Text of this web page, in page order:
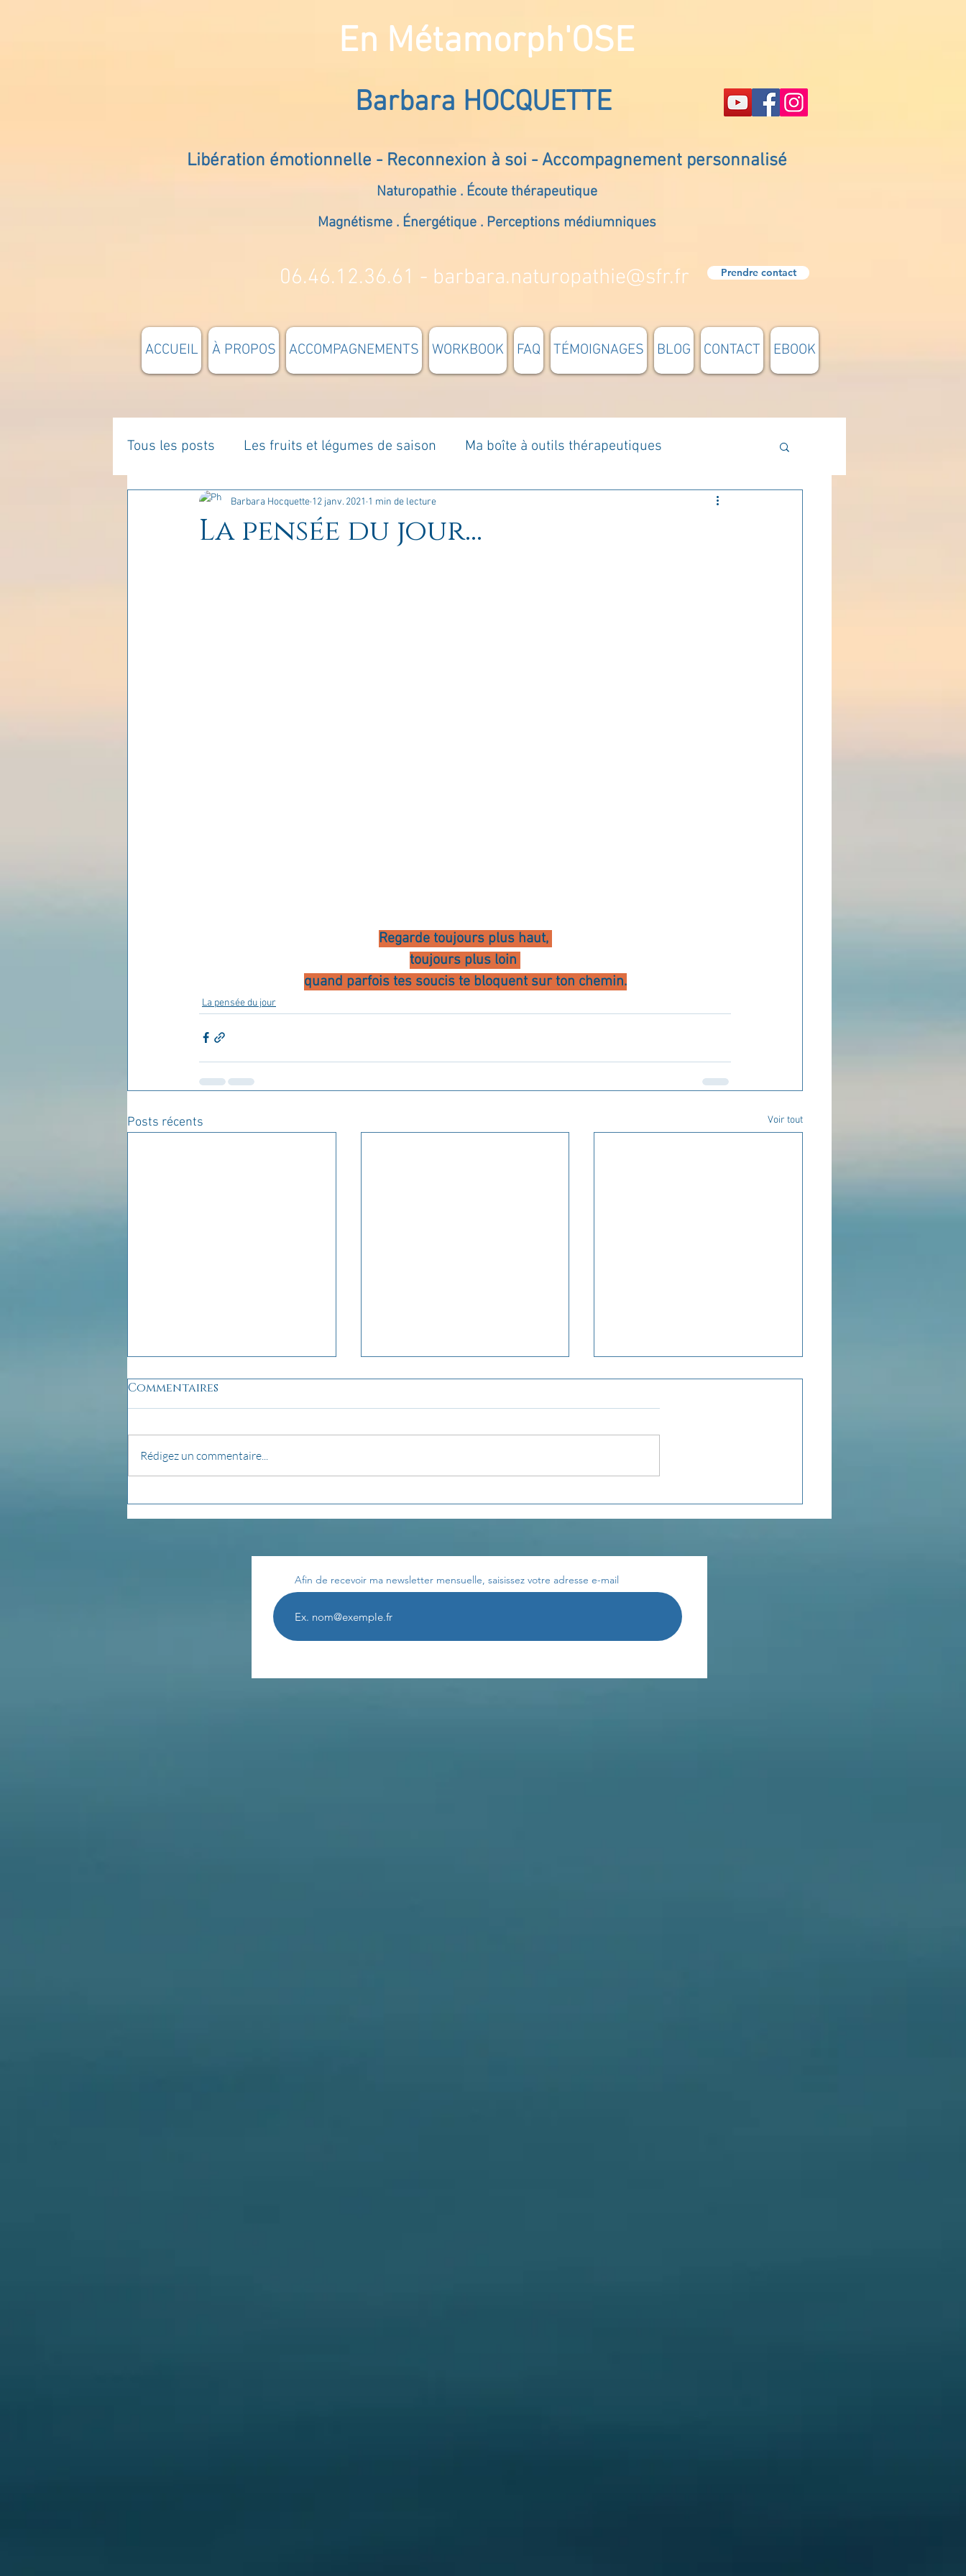
En Métamorph'OSE
Barbara HOCQUETTE
Libération émotionnelle - Reconnexion à soi - Accompagnement personnalisé
Naturopathie . Écoute thérapeutique
Magnétisme . Énergétique . Perceptions médiumniques
06.46.12.36.61 - barbara.naturopathie@sfr.fr Prendre contact
ACCUEIL À PROPOS ACCOMPAGNEMENTS WORKBOOK FAQ TÉMOIGNAGES BLOG CONTACT EBOOK
Tous les posts Les fruits et légumes de saison Ma boîte à outils thérapeutiques
La parentalité De vous à moi... Rome : voyage Méthodologie
La pensée du jour...
Barbara Hocquette 12 janv. 2021 1 min de lecture
Regarde toujours plus haut,
toujours plus loin
quand parfois tes soucis te bloquent sur ton chemin.
La pensée du jour
Posts récents Voir tout
pensée du jour...
La pensée du jour... La pensée du jour...
Commentaires
Rédigez un commentaire...
Afin de recevoir ma newsletter mensuelle, saisissez votre adresse e-mail